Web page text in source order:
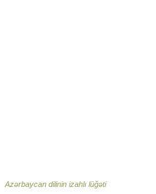
Azərbaycan dilinin izahlı lüğəti